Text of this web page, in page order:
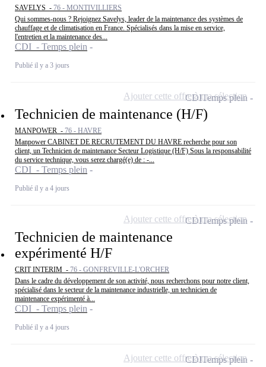
SAVELYS - 76 - MONTIVILLIERS
Qui sommes-nous ? Rejoignez Savelys, leader de la maintenance des systèmes de
chauffage et de climatisation en France. Spécialisés dans la mise en service,
l'entretien et la maintenance des...
CDI - Temps plein
Publié il y a 3 jours
Technicien de maintenance (H/F)
MANPOWER - 76 - HAVRE
Manpower CABINET DE RECRUTEMENT DU HAVRE recherche pour son
client, un Technicien de maintenance Secteur Logistique (H/F) Sous la responsabilité
du service technique, vous serez chargé(e) de : -...
CDI - Temps plein
Publié il y a 4 jours
CDITemps plein
Ajouter cette offre à ma sélection
Technicien de maintenance
expérimenté H/F
CRIT INTERIM - 76 - GONFREVILLE-L'ORCHER
Dans le cadre du développement de son activité, nous recherchons pour notre client,
spécialisé dans le secteur de la maintenance industrielle, un technicien de
maintenance expérimenté à...
CDI - Temps plein
Publié il y a 4 jours
CDITemps plein
Ajouter cette offre à ma sélection
CDITemps plein
Ajouter cette offre à ma sélection